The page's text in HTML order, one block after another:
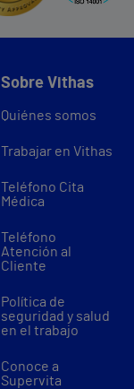
Sobre Vithas
Quiénes somos
Trabajar en Vithas
Teléfono Cita
Médica
Teléfono
Atención al
Cliente
Política de
seguridad y salud
en el trabajo
Conoce a
Supervita